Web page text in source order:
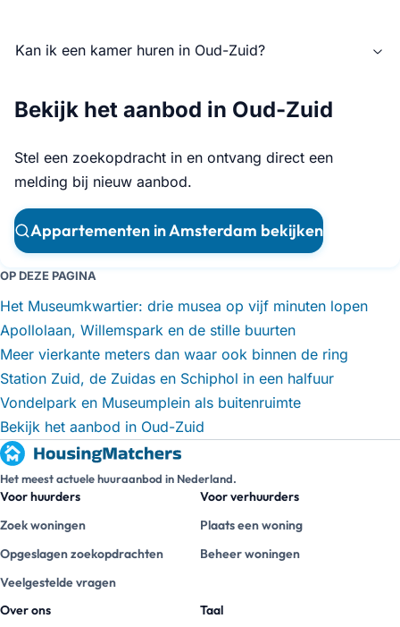
Kan ik een kamer huren in Oud-Zuid?
Bekijk het aanbod in Oud-Zuid
Stel een zoekopdracht in en ontvang direct een
melding bij nieuw aanbod.
Appartementen in Amsterdam bekijken
OP DEZE PAGINA
Het Museumkwartier: drie musea op vijf minuten lopen
Apollolaan, Willemspark en de stille buurten
Meer vierkante meters dan waar ook binnen de ring
Station Zuid, de Zuidas en Schiphol in een halfuur
Vondelpark en Museumplein als buitenruimte
Bekijk het aanbod in Oud-Zuid
Het meest actuele huuraanbod in Nederland.
Voor huurders
Zoek woningen
Opgeslagen zoekopdrachten
Veelgestelde vragen
Voor verhuurders
Plaats een woning
Beheer woningen
Over ons Taal